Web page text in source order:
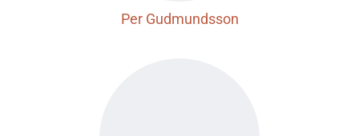
Per Gudmundsson